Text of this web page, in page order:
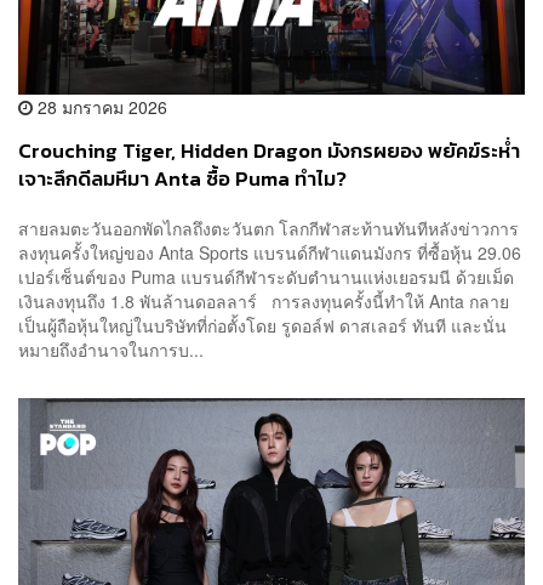
28 มกราคม 2026
Crouching Tiger, Hidden Dragon มังกรผยอง พยัคฆ์ระห่ำ
เจาะลึกดีลมหึมา Anta ซื้อ Puma ทำไม?
สายลมตะวันออกพัดไกลถึงตะวันตก โลกกีฬาสะท้านทันทีหลังข่าวการ
ลงทุนครั้งใหญ่ของ Anta Sports แบรนด์กีฬาแดนมังกร ที่ซื้อหุ้น 29.06
เปอร์เซ็นต์ของ Puma แบรนด์กีฬาระดับตำนานแห่งเยอรมนี ด้วยเม็ด
เงินลงทุนถึง 1.8 พันล้านดอลลาร์ การลงทุนครั้งนี้ทำให้ Anta กลาย
เป็นผู้ถือหุ้นใหญ่ในบริษัทที่ก่อตั้งโดย รูดอล์ฟ ดาสเลอร์ ทันที และนั่น
หมายถึงอำนาจในการบ...